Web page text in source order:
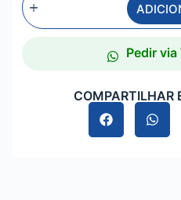
Pedir
COMPARTILHAR